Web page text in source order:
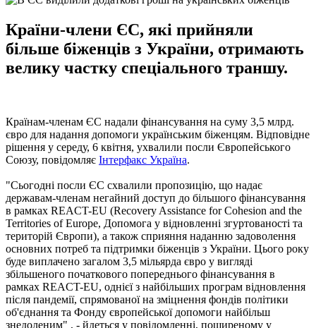
Країни-члени ЄС, які прийняли
більше біженців з України, отримають
велику частку спеціального траншу.
Країнам-членам ЄС надали фінансування на суму 3,5 млрд.
євро для надання допомоги українським біженцям. Відповідне
рішення у середу, 6 квітня, ухвалили посли Європейського
Союзу, повідомляє Інтерфакс Україна.
"Сьогодні посли ЄС схвалили пропозицію, що надає
державам-членам негайний доступ до більшого фінансування
в рамках REACT-EU (Recovery Assistance for Cohesion and the
Territories of Europe, Допомога у відновленні згуртованості та
територій Європи), а також сприяння наданню задоволення
основних потреб та підтримки біженців з України. Цього року
буде виплачено загалом 3,5 мільярда євро у вигляді
збільшеного початкового попереднього фінансування в
рамках REACT-EU, однієї з найбільших програм відновлення
після пандемії, спрямованої на зміцнення фондів політики
об'єднання та Фонду європейської допомоги найбільш
знедоленим" , - йдеться у повідомленні, поширеному у